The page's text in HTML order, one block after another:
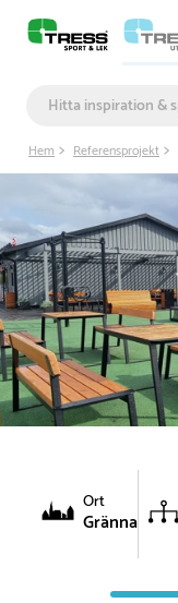
Hem Referensprojekt
Ort
Gränna